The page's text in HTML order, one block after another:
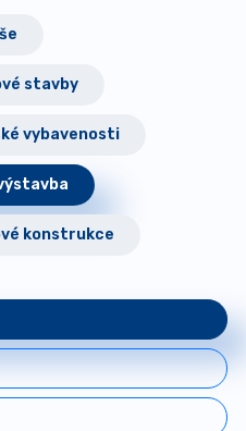
stavby
vybavenosti
konstrukce